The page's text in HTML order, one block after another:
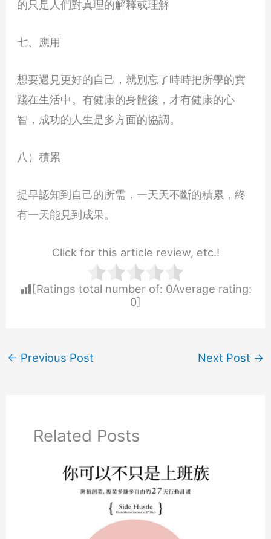
的只是人們對真理的解釋或理解
七、應用
想要遇見更好的自己，就別忘了時時把所學的實
踐在生活中。有健康的身體後，才有健康的心
智，成功的人生是多方面的協調。
八）積累
提早認知到自己的所需，一天天不斷的積累，終
有一天能見到成果。
Click for this article review, etc.!
[Ratings total number of: 0Average rating:
0]
← Previous Post Next Post →
Related Posts